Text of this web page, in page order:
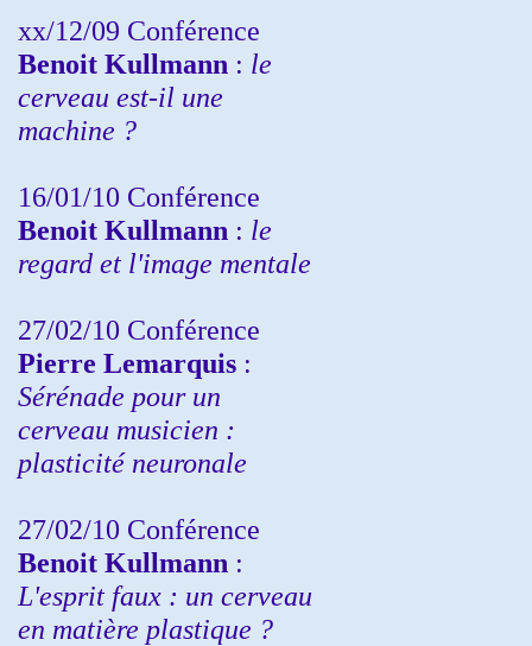
xx/12/09 Conférence
Benoit Kullmann : le
cerveau est-il une
machine ?
16/01/10 Conférence
Benoit Kullmann : le
regard et l'image mentale
27/02/10 Conférence
Pierre Lemarquis :
Sérénade pour un
cerveau musicien :
plasticité neuronale
27/02/10 Conférence
Benoit Kullmann :
L'esprit faux : un cerveau
en matière plastique ?